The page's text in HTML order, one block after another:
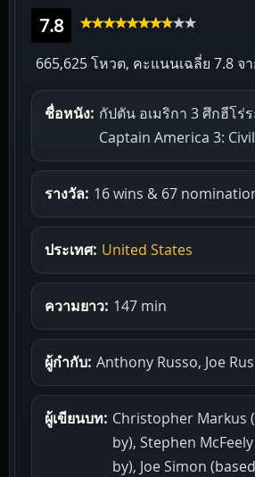
7.8
665,625 โหวต, คะแนนเฉลี่ย 7.8 จ
ชื่อหนัง: กัปตัน อเมริกา 3 ศึกฮีโร่
Captain America 3:
รางวัล: 16 wins & 67
ประเทศ: United States
ความยาว: 147 min
ผู้กำกับ: Anthony Russo, Joe
ผู้เขียนบท: Christopher Markus
by), Stephen
by), Joe Simon